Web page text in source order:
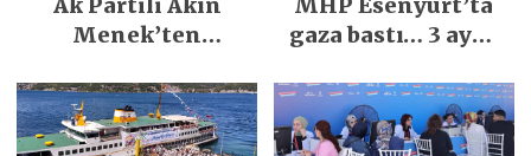
Ak Partili Akın
Menek’ten
heyelan sonrası
kritik uyarı
MHP Esenyurt’ta
gaza bastı… 3 ayda
edildi